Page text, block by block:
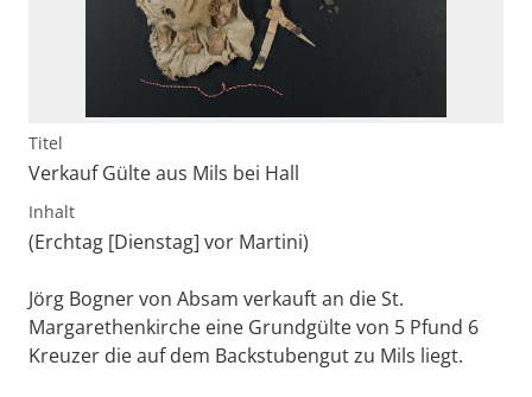
Titel
Verkauf Gülte aus Mils bei Hall
Inhalt
(Erchtag [Dienstag] vor Martini)
Jörg Bogner von Absam verkauft an die St.
Margarethenkirche eine Grundgülte von 5 Pfund 6
Kreuzer die auf dem Backstubengut zu Mils liegt.